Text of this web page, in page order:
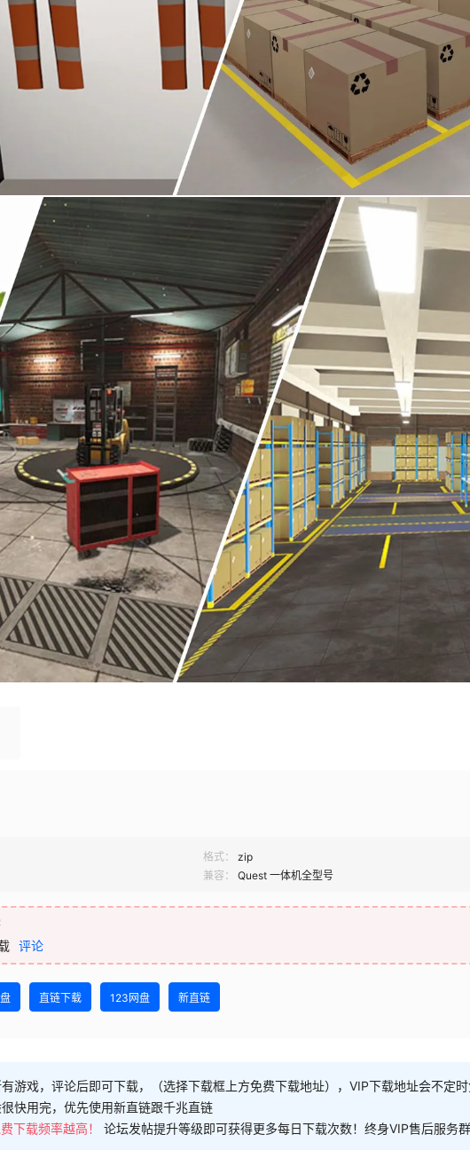
格式：
zip
兼容： Quest 一体机全型号
评论
直链下载 123网盘 新直链
游戏，评论后即可下载，（选择下载框上方免费下载地址），VIP下载地址会不定
快用完，优先使用新直链跟千兆直链
下载频率越高！ 论坛发帖提升等级即可获得更多每日下载次数！终身VIP售后服务群